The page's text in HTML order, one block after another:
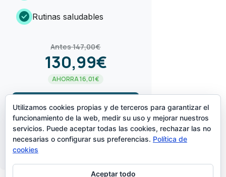
check_circle Rutinas saludables
Antes 147,00€
130,99€
AHORRA 16,01€
¡LO QUIERO!arrow_forward
CREADO POR
Utilizamos cookies propias y de terceros para garantizar el
funcionamiento de la web, medir su uso y mejorar nuestros
servicios. Puede aceptar todas las cookies, rechazar las no
necesarias o configurar sus preferencias. Política de
cookies
Aceptar todo